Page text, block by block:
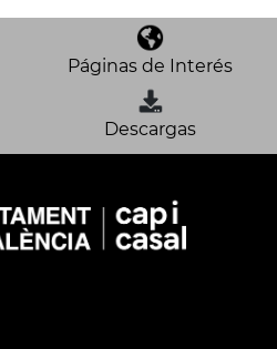
Páginas de Interés
Descargas